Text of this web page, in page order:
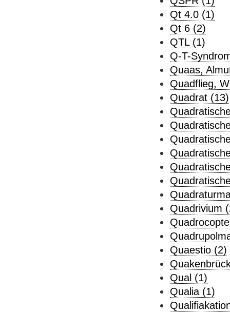
Qt 4.0 (1)
Qt 6 (2)
QTL (1)
Q-T-
Quaas,
Quadflieg,
Quadrat (13)
Quadrivium
Quaestio (2)
Qual (1)
Qualia (1)